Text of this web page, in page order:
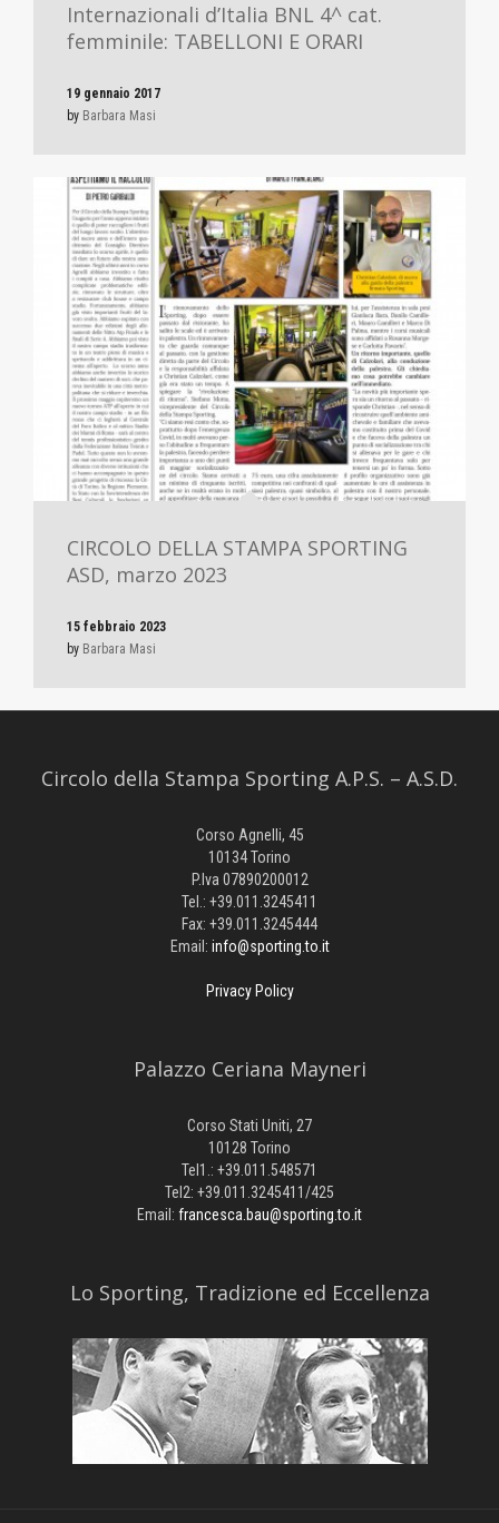
Internazionali d’Italia BNL 4^ cat.
femminile: TABELLONI E ORARI
19 gennaio 2017
by Barbara Masi
CIRCOLO DELLA STAMPA SPORTING
ASD, marzo 2023
15 febbraio 2023
by Barbara Masi
Circolo della Stampa Sporting A.P.S. – A.S.D.
Corso Agnelli, 45
10134 Torino
P.Iva 07890200012
Tel.: +39.011.3245411
Fax: +39.011.3245444
Email: info@sporting.to.it
Privacy Policy
Palazzo Ceriana Mayneri
Corso Stati Uniti, 27
10128 Torino
Tel1.: +39.011.548571
Tel2: +39.011.3245411/425
Email: francesca.bau@sporting.to.it
​Lo Sporting, Tradizione ed Eccellenza